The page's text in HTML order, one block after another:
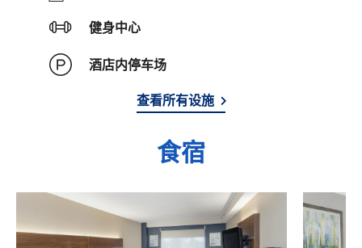
健身中心
酒店内停车场
查看所有设施
食宿